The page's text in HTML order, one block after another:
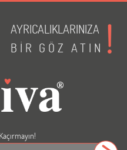
AYRICALIKLARINIZA
BİR GÖZ ATIN